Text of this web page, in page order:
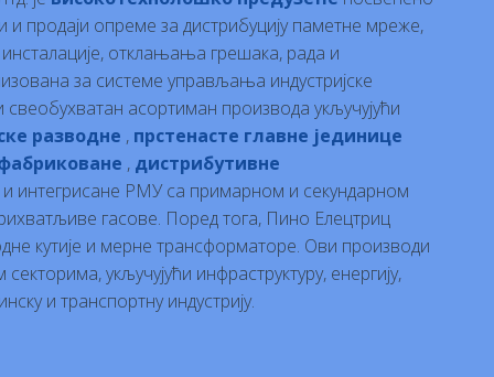
продаји опреме за дистрибуцију паметне мреже,
отклањања грешака, рада и
за системе управљања индустријске
свеобухватан асортиман производа укључујући
разводне , прстенасте главне јединице
, дистрибутивне
и интегрисане РМУ са примарном и секундарном
гасове. Поред тога, Пино Елецтриц
кутије и мерне трансформаторе. Ови производи
укључујући инфраструктуру, енергију,
и транспортну индустрију.